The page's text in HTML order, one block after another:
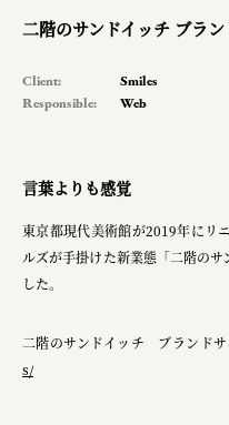
二階のサンドイッチ ブラン
Client:
Smiles
Responsible:
Web
言葉よりも感覚
東京都現代美術館が2019年にリ
ルズが手掛けた新業態「二階の
した。
二階のサンドイッチ ブランドサ
s/